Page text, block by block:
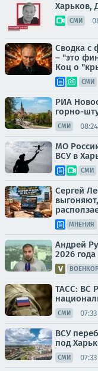
Харьков,
СМИ
Сводка с
– "это
Коц о
СМИ
РИА
горно-
СМИ 08:24
МО
ВСУ в
СМИ
Сергей
МНЕНИЯ
Андрей
2026 года
ТАСС: ВС
СМИ 07:33
ВСУ
под
СМИ 07:33